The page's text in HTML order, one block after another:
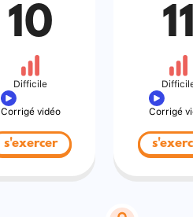
10
Difficile
Corrigé vidéo
s'exercer
11
Corrigé